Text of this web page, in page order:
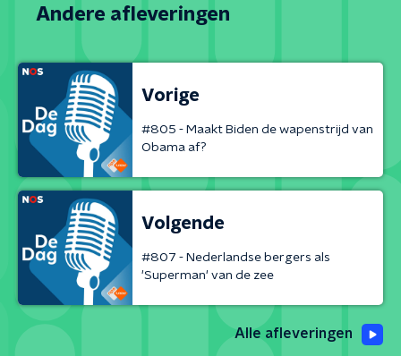
Andere afleveringen
Vorige
#805 - Maakt Biden de wapenstrijd van
Obama af?
Volgende
#807 - Nederlandse bergers als
'Superman' van de zee
Alle afleveringen